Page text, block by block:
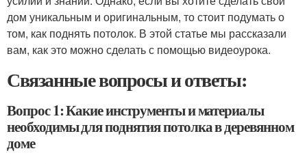
дом уникальным и оригинальным, то стоит подумать о
том, как поднять потолок. В этой статье мы рассказали
вам, как это можно сделать с помощью видеоурока.
Связанные вопросы и ответы:
Вопрос 1: Какие инструменты и материалы
необходимы для поднятия потолка в деревянном
доме